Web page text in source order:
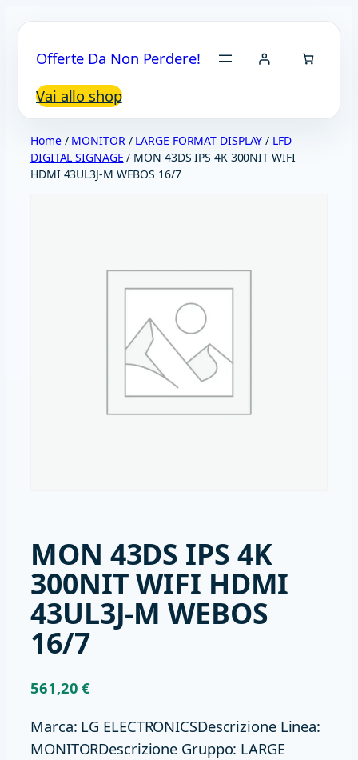
contenuto
Offerte Da Non Perdere!
Vai allo shop
Home/ MONITOR / LARGE FORMAT DISPLAY / LFD
DIGITAL SIGNAGE / MON 43DS IPS 4K 300NIT WIFI
HDMI 43UL3J-M WEBOS 16/7
MON 43DS IPS 4K
300NIT WIFI HDMI
43UL3J-M WEBOS
16/7
561,20€
Marca: LG ELECTRONICSDescrizione Linea:
MONITORDescrizione Gruppo: LARGE